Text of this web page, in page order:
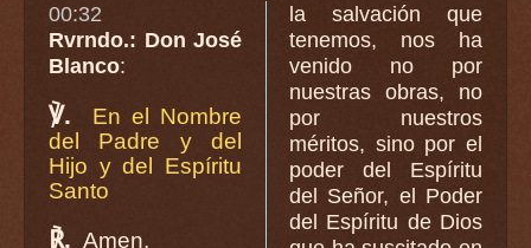
00:32
Rvrndo.: Don José
Blanco:
℣.
En el Nombre
del Padre y del
Hijo y del Espíritu
Santo
℟. Amen.
la salvación que
tenemos, nos ha
venido no por
nuestras obras, no
por nuestros
méritos, sino por el
poder del Espíritu
del Señor, el Poder
del Espíritu de Dios